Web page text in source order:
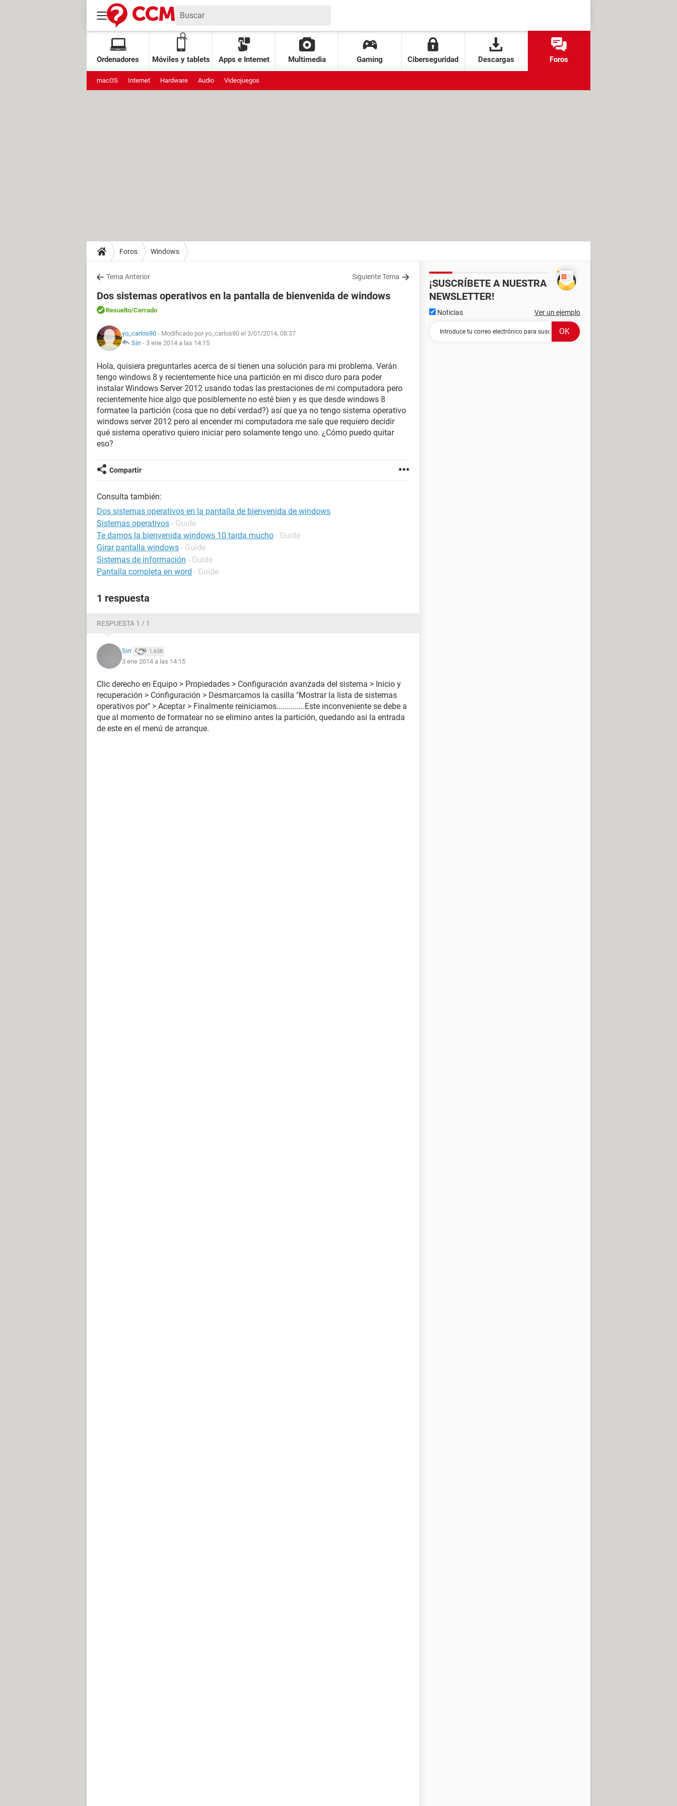
Ordenadores Móviles y tablets Apps e Internet Multimedia Gaming Ciberseguridad Descargas Foros
macOS Internet Hardware Audio Videojuegos
Foros Windows
Tema Anterior Siguiente Tema
Dos sistemas operativos en la pantalla de bienvenida de windows
Resuelto/Cerrado
yo_carlos80 - Modificado por yo_carlos80 el 3/01/2014, 08:37
Sirr- 3 ene 2014 a las 14:15
Hola, quisiera preguntarles acerca de si tienen una solución para mi problema. Verán
tengo windows 8 y recientemente hice una partición en mi disco duro para poder
instalar Windows Server 2012 usando todas las prestaciones de mi computadora pero
recientemente hice algo que posiblemente no esté bien y es que desde windows 8
formatee la partición (cosa que no debí verdad?) así que ya no tengo sistema operativo
windows server 2012 pero al encender mi computadora me sale que requiero decidir
qué sistema operativo quiero iniciar pero solamente tengo uno. ¿Cómo puedo quitar
eso?
Compartir
Consulta también:
Dos sistemas operativos en la pantalla de bienvenida de windows
Sistemas operativos - Guide
Te damos la bienvenida windows 10 tarda mucho - Guide
Girar pantalla windows - Guide
Sistemas de información - Guide
Pantalla completa en word - Guide
1 respuesta
RESPUESTA 1 / 1
Sirr 1.658
3 ene 2014 a las 14:15
Clic derecho en Equipo > Propiedades > Configuración avanzada del sistema > Inicio y
recuperación > Configuración > Desmarcamos la casilla "Mostrar la lista de sistemas
operativos por" > Aceptar > Finalmente reiniciamos..............Este inconveniente se debe a
que al momento de formatear no se elimino antes la partición, quedando así la entrada
de este en el menú de arranque.
¡SUSCRÍBETE A NUESTRA
NEWSLETTER!
Noticias Ver un ejemplo